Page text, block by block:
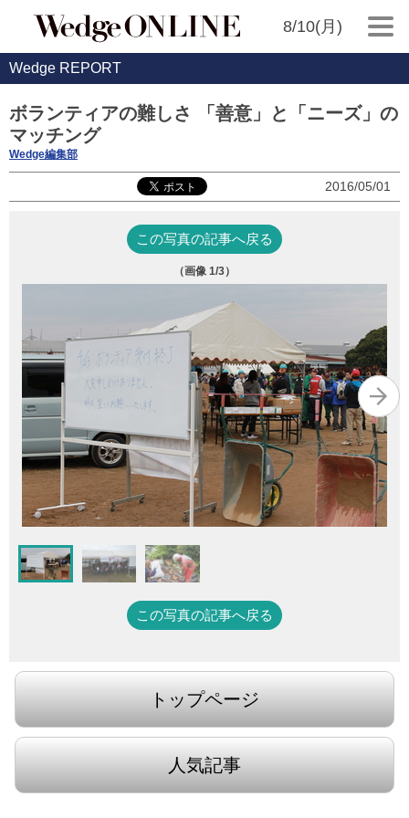
8/10(月)
Wedge REPORT
ボランティアの難しさ 「善意」と「ニーズ」の
マッチング
Wedge編集部
2016/05/01
この写真の記事へ戻る
（画像 1/3）
この写真の記事へ戻る
トップページ
人気記事